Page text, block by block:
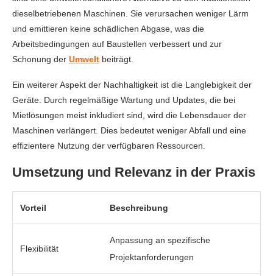
dieselbetriebenen Maschinen. Sie verursachen weniger Lärm
und emittieren keine schädlichen Abgase, was die
Arbeitsbedingungen auf Baustellen verbessert und zur
Schonung der Umwelt beiträgt.
Ein weiterer Aspekt der Nachhaltigkeit ist die Langlebigkeit der
Geräte. Durch regelmäßige Wartung und Updates, die bei
Mietlösungen meist inkludiert sind, wird die Lebensdauer der
Maschinen verlängert. Dies bedeutet weniger Abfall und eine
effizientere Nutzung der verfügbaren Ressourcen.
Umsetzung und Relevanz in der Praxis
Vorteil Beschreibung
Flexibilität
Anpassung an spezifische
Projektanforderungen